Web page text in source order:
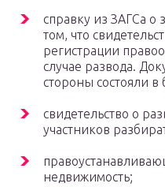
справку из ЗАГСа о
том, что
регистрации
случае развода.
стороны состояли в
свидетельство о
участников
недвижимость;